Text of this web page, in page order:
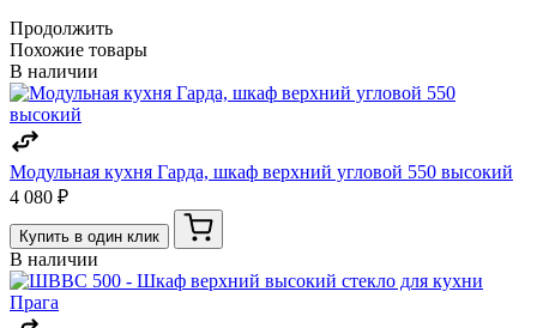
Продолжить
Похожие товары
В наличии
Модульная кухня Гарда, шкаф верхний угловой 550 высокий
4 080 ₽
Купить в один клик
В наличии